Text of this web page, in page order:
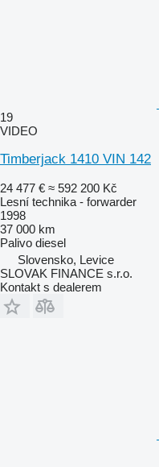
19
VIDEO
Timberjack 1410 VIN 142
24 477 € ≈ 592 200 Kč
Lesní technika - forwarder
1998
37 000 km
Palivo diesel
Slovensko, Levice
SLOVAK FINANCE s.r.o.
Kontakt s dealerem